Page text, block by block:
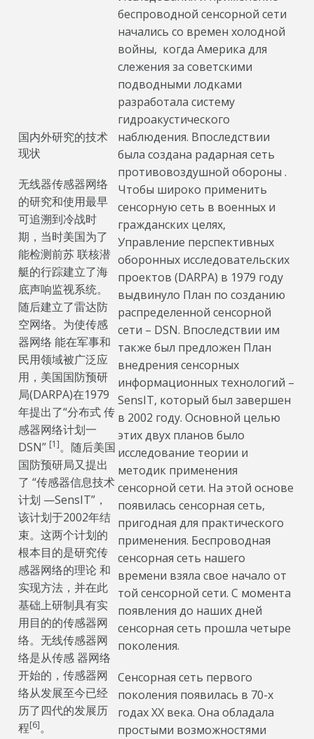
国内外研究的技术
现状
无线器传感器网络
的研究和使用最早
可追溯到冷战时
期，当时美国为了
能检测前苏 联核潜
艇的行踪建立了海
底声响监视系统。
随后建立了雷达防
空网络。为使传感
器网络 能在军事和
民用领域被广泛应
用，美国国防预研
局(DARPA)在1979
年提出了“分布式 传
感器网络计划一
DSN” [1]。随后美国
国防预研局又提出
了 “传感器信息技术
计划 —SensIT”，
该计划于2002年结
束。这两个计划的
根本目的是研究传
感器网络的理论 和
实现方法，并在此
基础上研制具有实
用目的的传感器网
络。无线传感器网
络是从传感 器网络
开始的，传感器网
络从发展至今已经
历了四代的发展历
程[6]。
беспроводной сенсорной сети
начались со времен холодной
войны, когда Америка для
слежения за советскими
подводными лодками
разработала систему
гидроакустического
наблюдения. Впоследствии
была создана радарная сеть
противовоздушной обороны .
Чтобы широко применить
сенсорную сеть в военных и
гражданских целях,
Управление перспективных
оборонных исследовательских
проектов (DARPA) в 1979 году
выдвинуло План по созданию
распределенной сенсорной
сети – DSN. Впоследствии им
также был предложен План
внедрения сенсорных
информационных технологий –
SensIT, который был завершен
в 2002 году. Основной целью
этих двух планов было
исследование теории и
методик применения
сенсорной сети. На этой основе
появилась сенсорная сеть,
пригодная для практического
применения. Беспроводная
сенсорная сеть нашего
времени взяла свое начало от
той сенсорной сети. С момента
появления до наших дней
сенсорная сеть прошла четыре
поколения.
Сенсорная сеть первого
поколения появилась в 70-х
годах XX века. Она обладала
простыми возможностями